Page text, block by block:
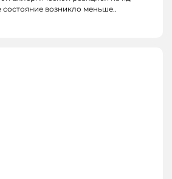
возникло меньше..